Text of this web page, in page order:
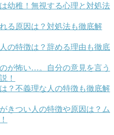
幼稚！無視する心理と対処法
る原因は？対処法も徹底解
の特徴は？辞める理由も徹底
が怖い…。自分の意見を言う
！
？不義理な人の特徴も徹底解
きつい人の特徴や原因は？ム